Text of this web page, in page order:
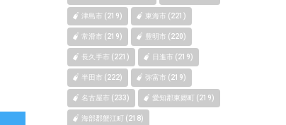
津島市 (219) 東海市 (221)
常滑市 (219) 豊明市 (220)
長久手市 (221) 日進市 (219)
半田市 (222) 弥富市 (219)
名古屋市 (233) 愛知郡東郷町 (219)
海部郡蟹江町 (218)